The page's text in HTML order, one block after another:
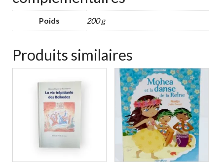
Poids 200 g
Produits similaires